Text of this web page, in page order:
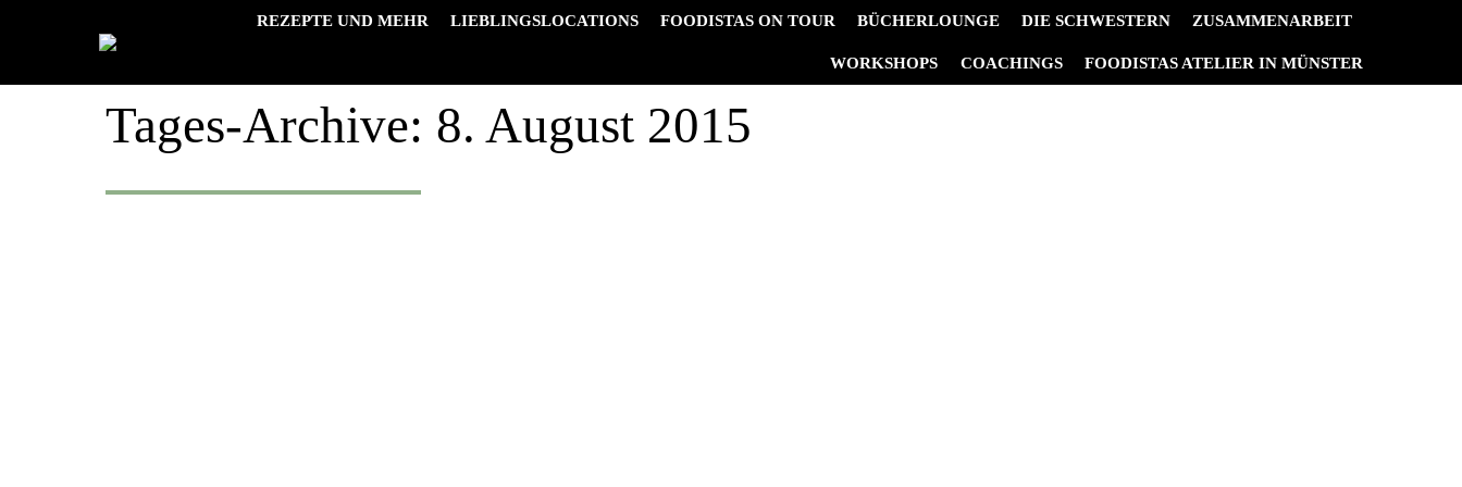
REZEPTE UND MEHR LIEBLINGSLOCATIONS FOODISTAS ON TOUR BÜCHERLOUNGE DIE SCHWESTERN ZUSAMMENARBEIT
WORKSHOPS COACHINGS FOODISTAS ATELIER IN MÜNSTER
Tages-Archive: 8. August 2015